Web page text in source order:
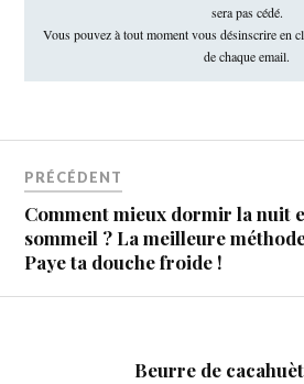
sera pas cédé.
Vous pouvez à tout moment vous désinscrire en
de chaque email.
PRÉCÉDENT
Comment mieux dormir la nuit
sommeil ? La meilleure
Paye ta douche froide !
Beurre de